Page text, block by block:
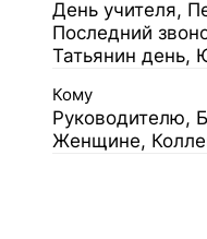
День учителя,
Последний
Татьянин день,
Кому
Руководителю,
Женщине,